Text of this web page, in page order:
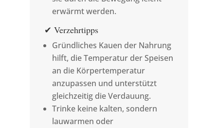
erwärmt werden.
✔ Verzehrtipps
Gründliches Kauen der Nahrung
hilft, die Temperatur der Speisen
an die Körpertemperatur
anzupassen und unterstützt
gleichzeitig die Verdauung.
Trinke keine kalten, sondern
lauwarmen oder